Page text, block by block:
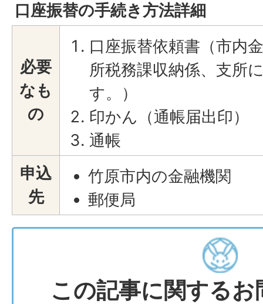
口座振替の手続き方法詳細
必要
なも
の
口座振替依頼書（市内
所税務課収納係、支所
す。）
印かん（通帳届出印）
通帳
申込
先
竹原市内の金融機関
郵便局
この記事に関する